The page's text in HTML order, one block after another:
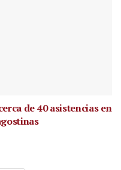
de 40 asistencias en